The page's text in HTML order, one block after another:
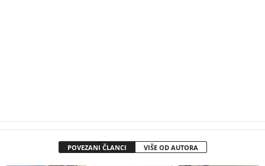
POVEZANI ČLANCI VIŠE OD AUTORA